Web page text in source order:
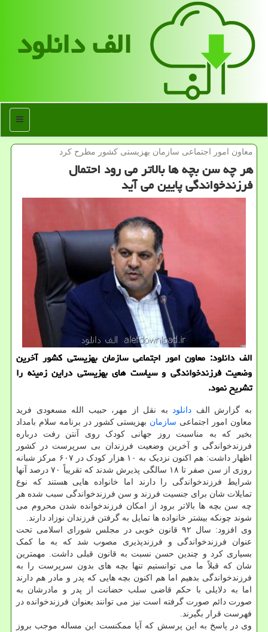
الف دانلود
منو
معاون امور اجتماعی سازمان بهزیستی كشور مطرح كرد
هر چه سن بچه ها بالاتر می رود احتمال
فرزندخواندگی پایین می آید
الف دانلود: معاون امور اجتماعی سازمان بهزیستی كشور آخرین
وضعیت فرزندخواندگی و سیاست های بهزیستی دراین زمینه را
تشریح نمود.
به گزارش الف دانلود
به نقل از مهر، حبیب الله مسعودی فرید
معاون امور اجتماعی سازمان بهزیستی کشور در برنامه سلام بامداد
بخیر که به مناسبت روز جهانی کودک روی آنتن رفت درباره
فرزندخواندگی و آخرین وضعیت فرزندان بی سرپرست در کشور
اظهار داشت: هم اکنون نزدیک به ۱۰ هزار کودک در ۶۰۷ مرکز شبانه
روزی از سن صفر تا ۱۸ سالگی پذیرش شدند که تقریباً ۷۰ درصد آنها
شرایط فرزندخواندگی را دارند اما خانواده هایی هستند که نوع
تمایلات شان برای جنسیت فرزند و سن فرزندخواندگی سبب شده هر
چه سن بچه ها بالاتر برود از امکان فرزندخوانده شدن محروم می
شوند چونکه بیشتر خانواده ها تمایل به گرفتن فرزندان نوزاد دارند.
وی افزود: سال ۹۲ قانون خوبی در مجلس شورای اسلامی تحت
عنوان فرزندخواندگی و فرزندپذیری مصوب شد که به ما کمک
بسیاری کرد و چندین حسن نسبت به قانون قبلی داشت. مهمترین
شان که قبلاً ما می توانستیم تنها بچه های بدون سرپرست را به
فرزندخواندگی بدهیم اما هم اکنون بچه هایی که پدر و مادر هم دارند
اما به دلایلی با حکم قاضی سلب حضانت از پدر و مادرشان به
صورت دائم صورت گرفته است نیز می توانند بعنوان فرزندخوانده در
فهرست قرار بگیرند.
وی در پاسخ به این پرسش که آیا ممکنست این مساله موجب بروز